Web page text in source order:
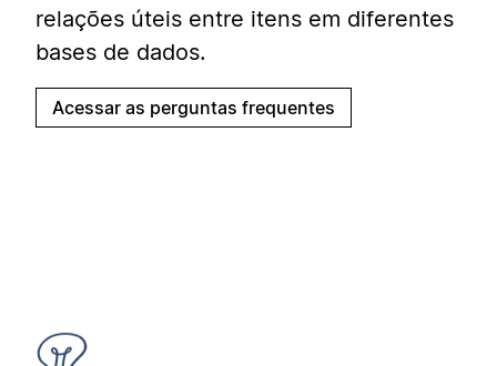
relações úteis entre itens em diferentes
bases de dados.
Acessar as perguntas frequentes